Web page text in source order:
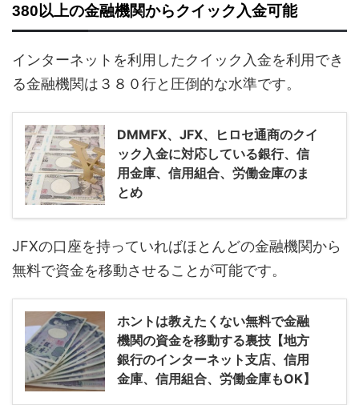
380以上の金融機関からクイック入金可能
インターネットを利用したクイック入金を利用でき
る金融機関は３８０行と圧倒的な水準です。
DMMFX、JFX、ヒロセ通商のクイ
ック入金に対応している銀行、信
用金庫、信用組合、労働金庫のま
とめ
JFXの口座を持っていればほとんどの金融機関から
無料で資金を移動させることが可能です。
ホントは教えたくない無料で金融
機関の資金を移動する裏技【地方
銀行のインターネット支店、信用
金庫、信用組合、労働金庫もOK】